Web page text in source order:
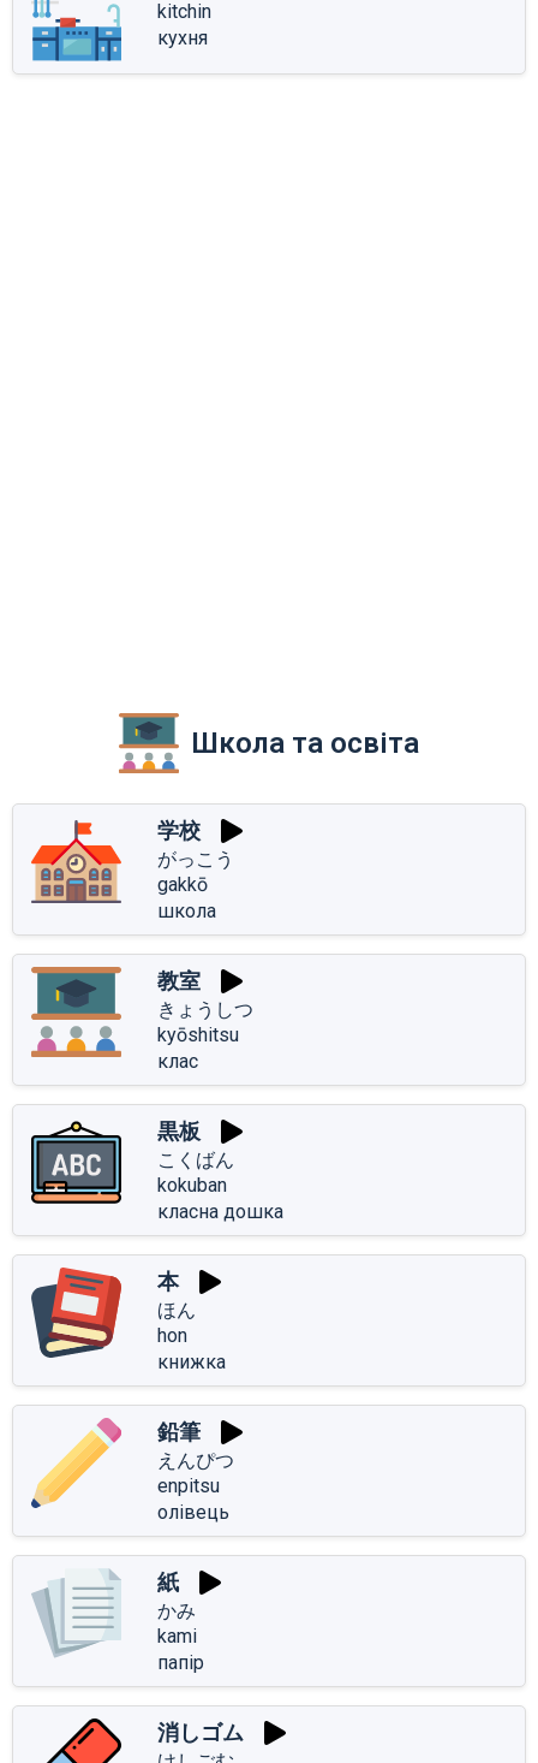
kitchin
кухня
Школа та освіта
学校
がっこう
gakkō
школа
教室
きょうしつ
kyōshitsu
клас
黒板
こくばん
kokuban
класна дошка
本
ほん
hon
книжка
鉛筆
えんぴつ
enpitsu
олівець
紙
かみ
kami
папір
消しゴム